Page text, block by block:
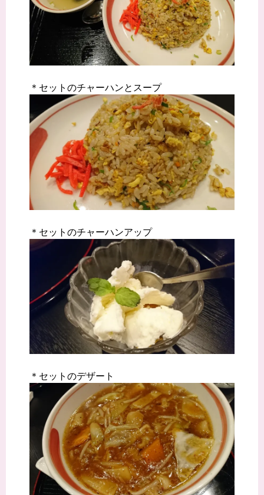
＊セットのチャーハンとスープ
＊セットのチャーハンアップ
＊セットのデザート